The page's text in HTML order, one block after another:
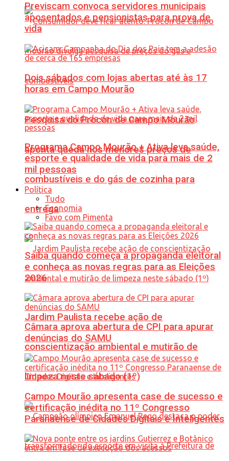
Pesquisa do Procon de Campo Mourão
aponta queda nos menores preços de
combustíveis e do gás de cozinha para
entrega
Jardim Paulista recebe ação de
conscientização ambiental e mutirão de
limpeza neste sábado (1º)
Previscam convoca servidores municipais
aposentados e pensionistas para prova de
vida
Dois sábados com lojas abertas até às 17
horas em Campo Mourão
Programa Campo Mourão + Ativa leva saúde,
esporte e qualidade de vida para mais de 2
mil pessoas
Política
Tudo
Economia
Favo com Pimenta
Saiba quando começa a propaganda eleitoral
e conheça as novas regras para as Eleições
2026
Câmara aprova abertura de CPI para apurar
denúncias do SAMU
Campo Mourão apresenta case de sucesso e
certificação inédita no 11º Congresso
Paranaense de Cidades Digitais e Inteligentes